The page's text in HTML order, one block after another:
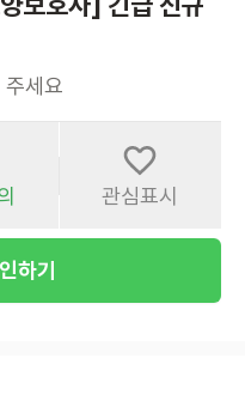
세요
관심표시
하기